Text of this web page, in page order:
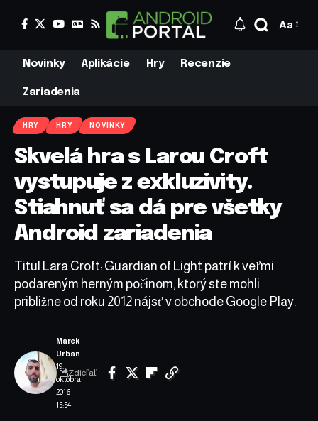
Aa
Novinky Aplikácie Hry Recenzie
Zariadenia
HRY HRY NOVINKY
Skvelá hra s Larou Croft
vystupuje z exkluzivity.
Stiahnuť sa dá pre všetky
Android zariadenia
Titul Lara Croft: Guardian of Light patrí k veľmi
podareným herným počinom, ktorý ste mohli
približne od roku 2012 nájsť v obchode Google Play.
19.
októbra
2016
15:54
Marek
Urban
Zdieľať